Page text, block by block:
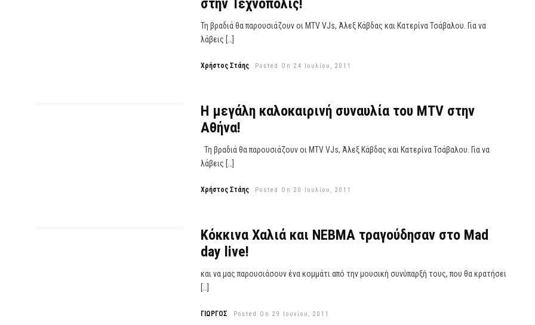
στην Τεχνόπολις!
Τη βραδιά θα παρουσιάζουν οι MTV VJs, Άλεξ Κάβδας και Κατερίνα Τσάβαλου. Για να
λάβεις […]
Χρήστος Στάης Posted On 24 Ιουλίου, 2011
Η μεγάλη καλοκαιρινή συναυλία του MTV στην
Αθήνα!
Τη βραδιά θα παρουσιάζουν οι MTV VJs, Άλεξ Κάβδας και Κατερίνα Τσάβαλου. Για να
λάβεις […]
Χρήστος Στάης Posted On 20 Ιουλίου, 2011
Κόκκινα Χαλιά και ΝΕΒΜΑ τραγούδησαν στο Mad
day live!
και να μας παρουσιάσουν ένα κομμάτι από την μουσική συνύπαρξή τους, που θα κρατήσει
[…]
ΓΙΩΡΓΟΣ Posted On 29 Ιουνίου, 2011